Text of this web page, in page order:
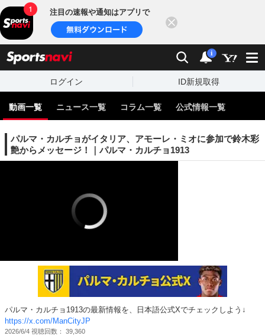
注目の速報や通知はアプリで
検索 通知
i
ログイン ID新規取得
動画一覧 ニュース一覧 コラム一覧 公式情報一覧
パルマ・カルチョがイタリア、アモーレ・ミオに参加で鈴木彩
艶からメッセージ！｜パルマ・カルチョ1913
パルマ・カルチョ1913の最新情報を、日本語公式Xでチェックしよう↓
https://x.com/ManCityJP
2026/6/4 視聴回数 39,360